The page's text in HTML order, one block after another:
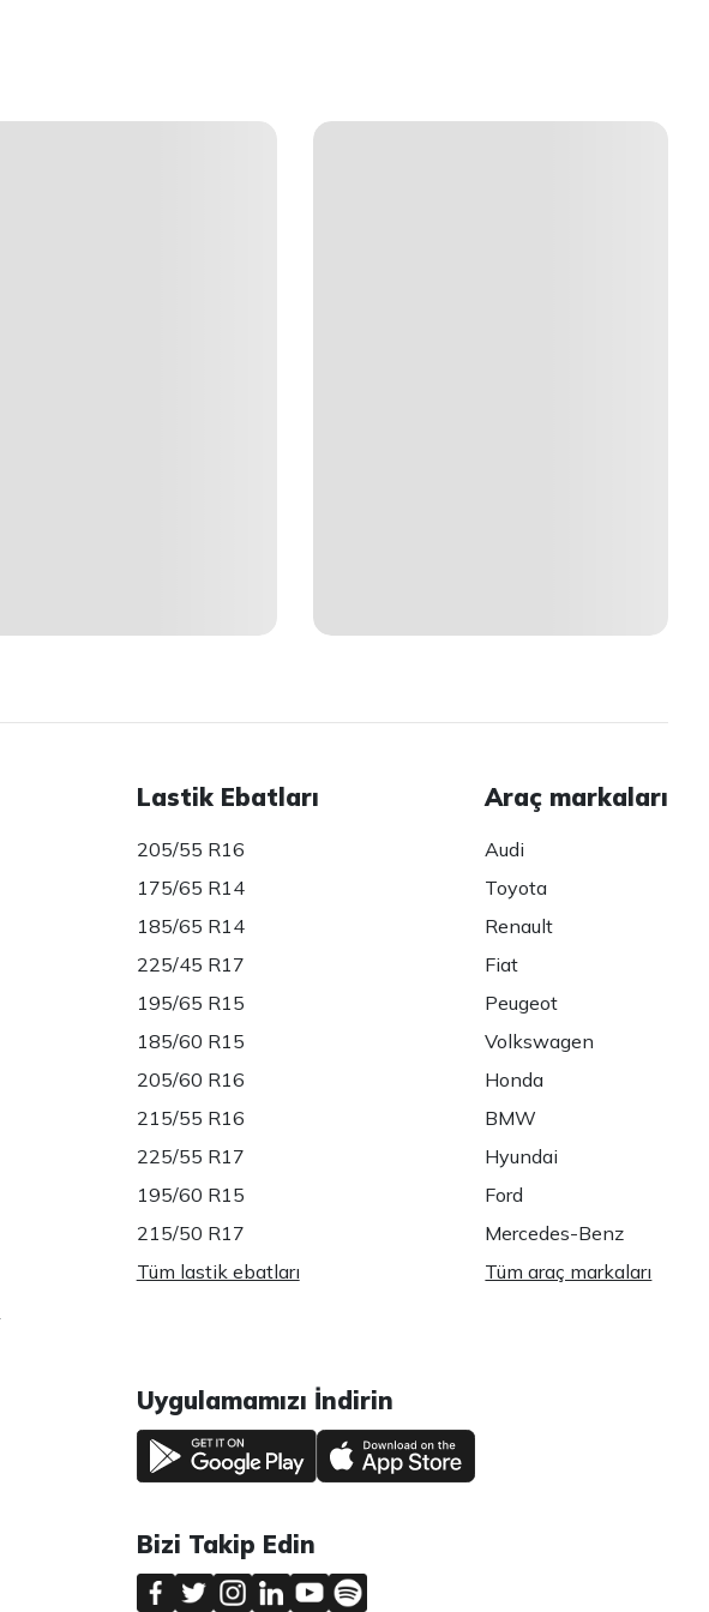
Lastik Ebatları
205/55 R16
175/65 R14
185/65 R14
225/45 R17
195/65 R15
185/60 R15
205/60 R16
215/55 R16
225/55 R17
195/60 R15
215/50 R17
Tüm lastik ebatları
Araç markaları
Audi
Toyota
Renault
Fiat
Peugeot
Volkswagen
Honda
BMW
Hyundai
Ford
Mercedes-Benz
Tüm araç markaları
Uygulamamızı İndirin
Bizi Takip Edin